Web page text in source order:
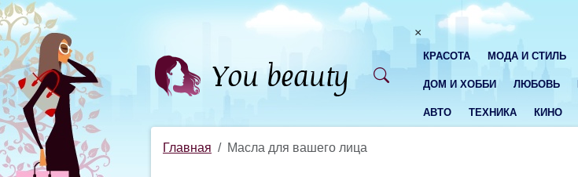
×
КРАСОТА МОДА И СТИЛЬ
ДОМ И ХОББИ ЛЮБОВЬ
АВТО ТЕХНИКА КИНО
Главная Масла для вашего лица